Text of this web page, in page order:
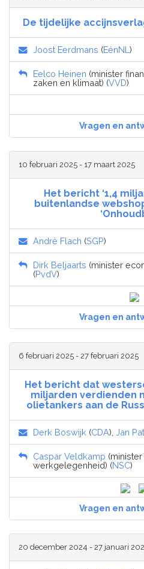
De tijdelijke
Joost Eerdmans (EénNL )
Eelco Heinen (minister
zaken en klimaat) (VVD)
Vragen en
10 februari 2025 - 17 maart 2025
Het bericht ‘1,4
buitenlandse
André Flach (SGP)
Dirk Beljaarts (minister
(PvdV)
Vragen en
6 februari 2025 - 27 februari 2025
Het bericht dat
miljarden verdienden
olietankers aan de
Derk Boswijk (CDA), Jan
Caspar Veldkamp
werkgelegenheid) (NSC)
Vragen en
20 december 2024 - 27 januari